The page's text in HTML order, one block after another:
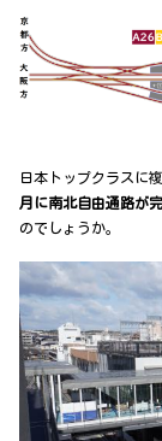
日本トップクラスに
月に南北自由通路が
のでしょうか。